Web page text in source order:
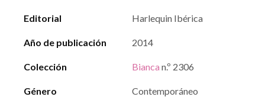
Editorial Harlequin Ibérica
Año de publicación 2014
Colección Bianca n.º 2306
Género Contemporáneo